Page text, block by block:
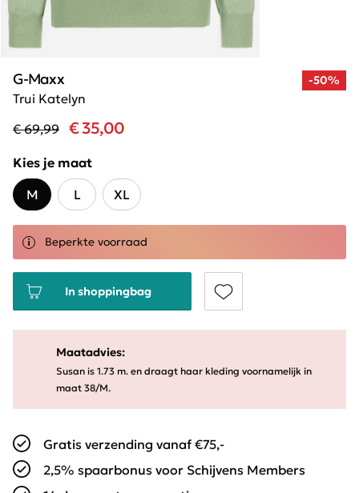
-50%
Trui Katelyn
G-Maxx
€ 69,99 € 35,00
Kies je maat
M
L XL
Beperkte voorraad
In shoppingbag
Maatadvies:
Susan is 1.73 m. en draagt haar kleding voornamelijk in
maat 38/M.
Gratis verzending vanaf €75,-
2,5% spaarbonus voor Schijvens Members